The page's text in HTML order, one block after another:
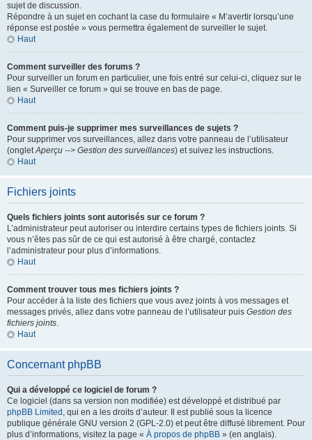
sujet de discussion.
Répondre à un sujet en cochant la case du formulaire « M’avertir lorsqu’une
réponse est postée » vous permettra également de surveiller le sujet.
Haut
Comment surveiller des forums ?
Pour surveiller un forum en particulier, une fois entré sur celui-ci, cliquez sur le
lien « Surveiller ce forum » qui se trouve en bas de page.
Haut
Comment puis-je supprimer mes surveillances de sujets ?
Pour supprimer vos surveillances, allez dans votre panneau de l’utilisateur
(ongletAperçu --> Gestion des surveillances) et suivez les instructions.
Haut
Fichiers joints
Quels fichiers joints sont autorisés sur ce forum ?
L’administrateur peut autoriser ou interdire certains types de fichiers joints. Si
vous n’êtes pas sûr de ce qui est autorisé à être chargé, contactez
l’administrateur pour plus d’informations.
Haut
Comment trouver tous mes fichiers joints ?
Pour accéder à la liste des fichiers que vous avez joints à vos messages et
messages privés, allez dans votre panneau de l’utilisateur puis Gestion des
fichiers joints.
Haut
Concernant phpBB
Qui a développé ce logiciel de forum ?
Ce logiciel (dans sa version non modifiée) est développé et distribué par
phpBB Limited , qui en a les droits d’auteur. Il est publié sous la licence
publique générale GNU version 2 (GPL-2.0) et peut être diffusé librement. Pour
plus d’informations, visitez la page « À propos de phpBB » (en anglais).